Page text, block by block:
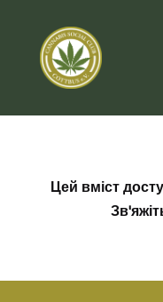
Цей вміст